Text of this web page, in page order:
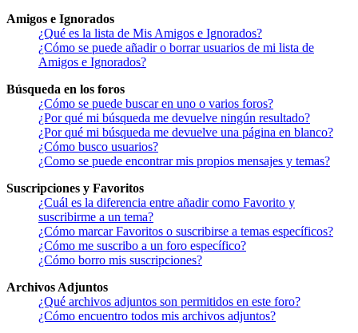
Amigos e Ignorados
¿Qué es la lista de Mis Amigos e Ignorados?
¿Cómo se puede añadir o borrar usuarios de mi lista de
Amigos e Ignorados?
Búsqueda en los foros
¿Cómo se puede buscar en uno o varios foros?
¿Por qué mi búsqueda me devuelve ningún resultado?
¿Por qué mi búsqueda me devuelve una página en blanco?
¿Cómo busco usuarios?
¿Como se puede encontrar mis propios mensajes y temas?
Suscripciones y Favoritos
¿Cuál es la diferencia entre añadir como Favorito y
suscribirme a un tema?
¿Cómo marcar Favoritos o suscribirse a temas específicos?
¿Cómo me suscribo a un foro específico?
¿Cómo borro mis suscripciones?
Archivos Adjuntos
¿Qué archivos adjuntos son permitidos en este foro?
¿Cómo encuentro todos mis archivos adjuntos?